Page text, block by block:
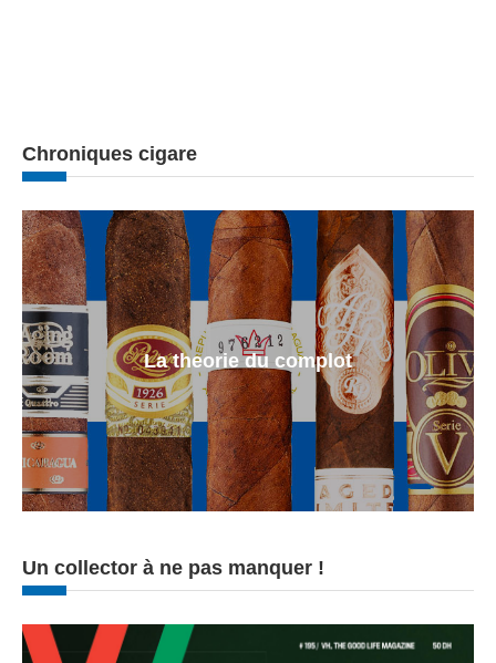
Chroniques cigare
La theorie du complot
Un collector à ne pas manquer !